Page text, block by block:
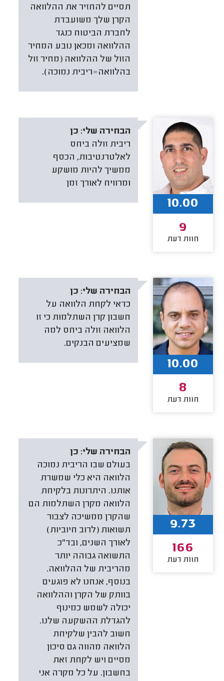
תסיים להחזיר את ההלוואה
הקרן שלך משועבדת
לחברת הביטוח כנגד
ההלוואה ומכאן נובע המחיר
הזול של ההלוואה (מחיר זול
בהלוואה=ריבית נמוכה).
הבחירה שלי: כן
ריבית זולה ביחס
לאלטרנטיבות, הכסף
ממשיך להיות מושקע
ומרוויח לאורך זמן
10.00
9
חוות דעת
הבחירה שלי: כן
כדאי לקחת הלוואה על
חשבון קרן השתלמות כי זו
הלוואה זולה ביחס למה
שמציעים הבנקים.
10.00
8
חוות דעת
הבחירה שלי: כן
בעולם שבו הריבית נמוכה
הלוואה היא כלי שמשרת
אותנו. היתרונות בלקיחת
הלוואה מקרן השתלמות הם
שהקרן ממשיכה לצבור
תשואות (לרוב חיוביות)
לאורך השנים, ובד"כ
התשואה גבוהה יותר
מהריבית של ההלוואה.
בנוסף, אנחנו לא פוגעים
בוותק של הקרן וההלוואה
יכולה לשמש כמינוף
להגדלת ההשקעה שלנו.
חשוב להבין שלקיחת
הלוואה מהווה גם סיכון
מסיים ויש לקחת זאת
בחשבון. על כל מקרה אני
9.73
166
חוות דעת